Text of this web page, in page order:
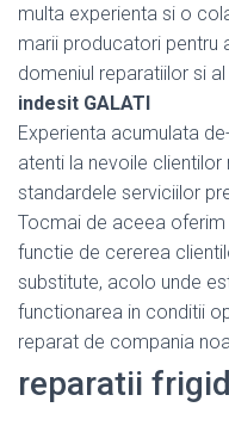
multa experienta si o
marii producatori pentru
domeniul reparatiilor si
indesit GALATI
Experienta acumulata
atenti la nevoile
standardele serviciilor
Tocmai de aceea oferim
functie de cererea
substitute, acolo unde
functionarea in conditii
reparat de compania
reparatii